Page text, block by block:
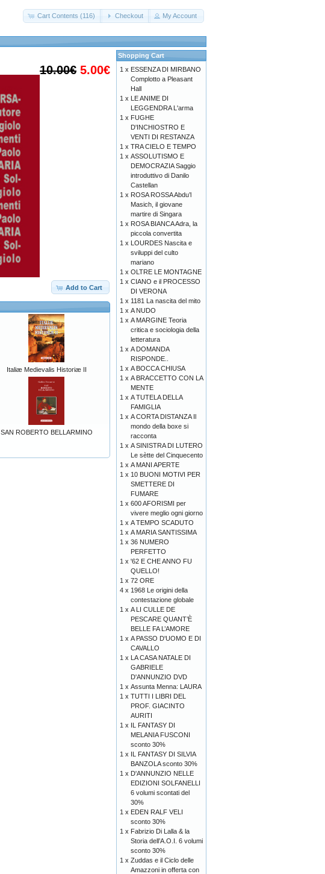
Cart Contents (116) Checkout My Account
10.00€ 5.00€
Add to Cart
Italiæ Medievalis Historiæ II
SAN ROBERTO BELLARMINO
Shopping Cart
1 x ESSENZA DI MIRBANO
Complotto a Pleasant
Hall
1 x LE ANIME DI
LEGGENDRA L'arma
1 x FUGHE
D'INCHIOSTRO E
VENTI DI RESTANZA
1 x TRA CIELO E TEMPO
1 x ASSOLUTISMO E
DEMOCRAZIA Saggio
introduttivo di Danilo
Castellan
1 x ROSA ROSSA Abdu’l
Masich, il giovane
martire di Singara
1 x ROSA BIANCA Adra, la
piccola convertita
1 x LOURDES Nascita e
sviluppi del culto
mariano
1 x OLTRE LE MONTAGNE
1 x CIANO e il PROCESSO
DI VERONA
1 x 1181 La nascita del mito
1 x A NUDO
1 x A MARGINE Teoria
critica e sociologia della
letteratura
1 x A DOMANDA
RISPONDE..
1 x A BOCCA CHIUSA
1 x A BRACCETTO CON LA
MENTE
1 x A TUTELA DELLA
FAMIGLIA
1 x A CORTA DISTANZA Il
mondo della boxe si
racconta
1 x A SINISTRA DI LUTERO
Le sètte del Cinquecento
1 x A MANI APERTE
1 x 10 BUONI MOTIVI PER
SMETTERE DI
FUMARE
1 x 600 AFORISMI per
vivere meglio ogni giorno
1 x A TEMPO SCADUTO
1 x A MARIA SANTISSIMA
1 x 36 NUMERO
PERFETTO
1 x '62 E CHE ANNO FU
QUELLO!
1 x 72 ORE
4 x 1968 Le origini della
contestazione globale
1 x A LI CULLE DE
PESCARE QUANT’È
BELLE FA L’AMORE
1 x A PASSO D'UOMO E DI
CAVALLO
1 x LA CASA NATALE DI
GABRIELE
D'ANNUNZIO DVD
1 x Assunta Menna: LAURA
1 x TUTTI I LIBRI DEL
PROF. GIACINTO
AURITI
1 x IL FANTASY DI
MELANIA FUSCONI
sconto 30%
1 x IL FANTASY DI SILVIA
BANZOLA sconto 30%
1 x D'ANNUNZIO NELLE
EDIZIONI SOLFANELLI
6 volumi scontati del
30%
1 x EDEN RALF VELI
sconto 30%
1 x Fabrizio Di Lalla & la
Storia dell’A.O.I. 6 volumi
sconto 30%
1 x Zuddas e il Ciclo delle
Amazzoni in offerta con